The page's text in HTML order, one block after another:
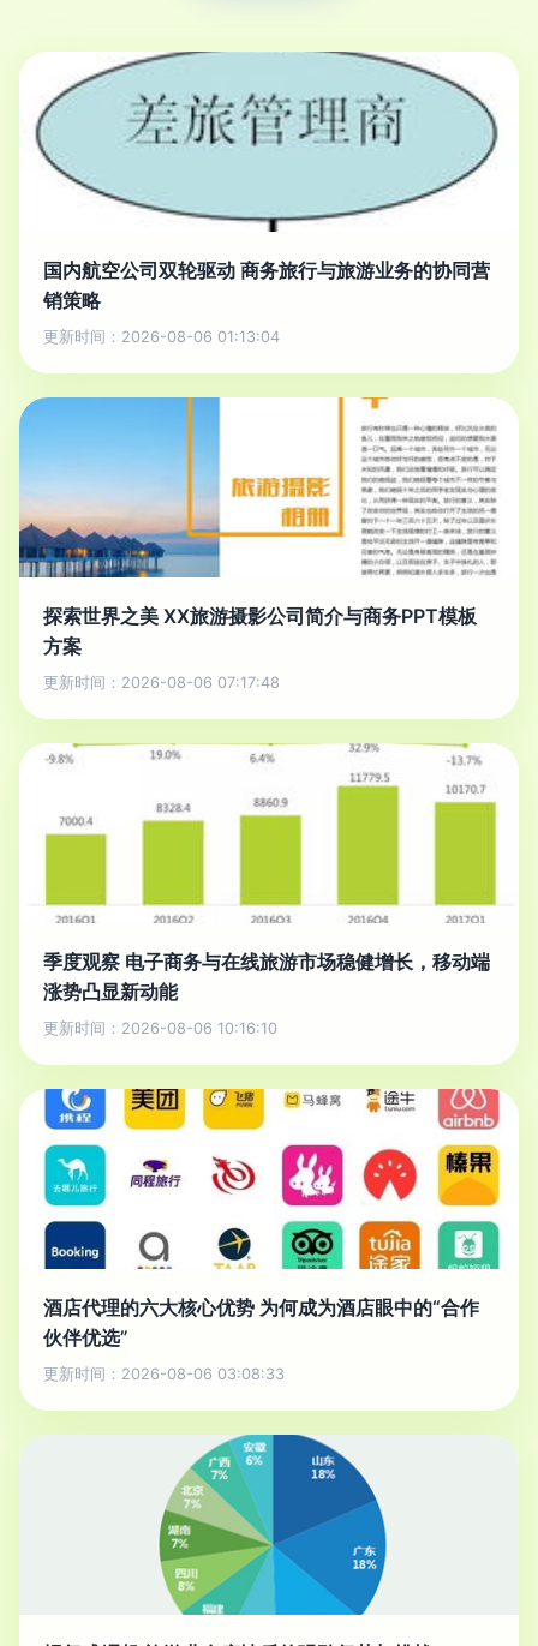
国内航空公司双轮驱动 商务旅行与旅游业务的协同营
销策略
更新时间：2026-08-06 01:13:04
探索世界之美 XX旅游摄影公司简介与商务PPT模板
方案
更新时间：2026-08-06 07:17:48
季度观察 电子商务与在线旅游市场稳健增长，移动端
涨势凸显新动能
更新时间：2026-08-06 10:16:10
酒店代理的六大核心优势 为何成为酒店眼中的“合作
伙伴优选”
更新时间：2026-08-06 03:08:33